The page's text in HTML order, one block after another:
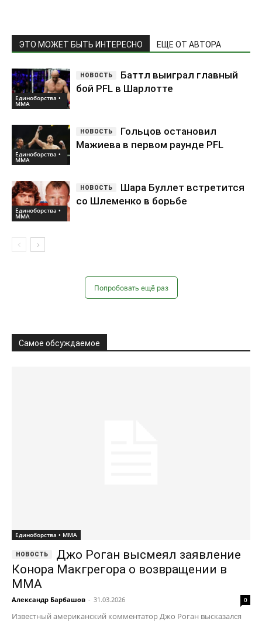
ЭТО МОЖЕТ БЫТЬ ИНТЕРЕСНО ЕЩЕ ОТ АВТОРА
Единоборства •
ММА
Баттл выиграл главный
бой PFL в Шарлотте
Единоборства •
ММА
Гольцов остановил
Мажиева в первом раунде PFL
Единоборства •
ММА
Шара Буллет встретится
со Шлеменко в борьбе
Попробовать ещё раз
Самое обсуждаемое
Единоборства • ММА
Джо Роган высмеял заявление
Конора Макгрегора о возвращении в
ММА
Александр Барбашов - 31.03.2026 0
Известный американский комментатор Джо Роган высказался